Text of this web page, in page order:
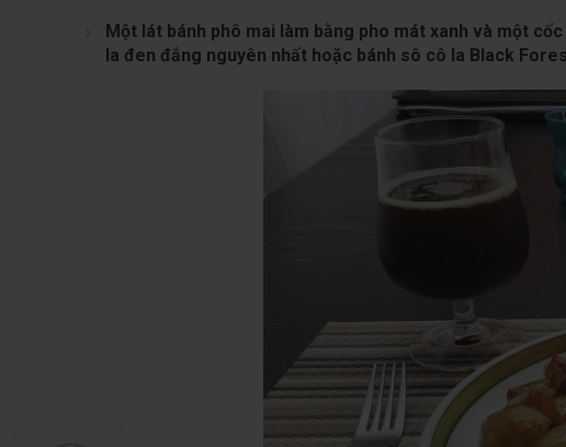
Một lát bánh phô mai làm bằng pho mát xanh và một
la đen đắng nguyên nhất hoặc bánh sô cô la Black